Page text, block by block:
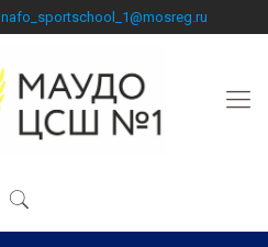
nafo_sportschool_1@mosreg.ru